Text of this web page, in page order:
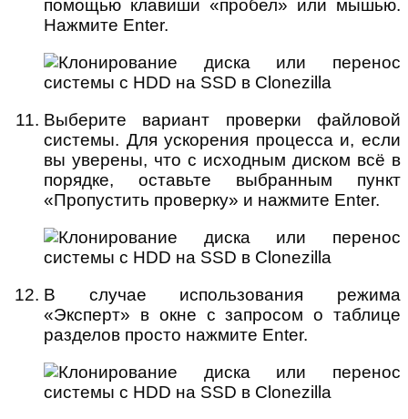
помощью клавиши «пробел» или мышью.
Нажмите Enter.
Выберите вариант проверки файловой
системы. Для ускорения процесса и, если
вы уверены, что с исходным диском всё в
порядке, оставьте выбранным пункт
«Пропустить проверку» и нажмите Enter.
В случае использования режима
«Эксперт» в окне с запросом о таблице
разделов просто нажмите Enter.